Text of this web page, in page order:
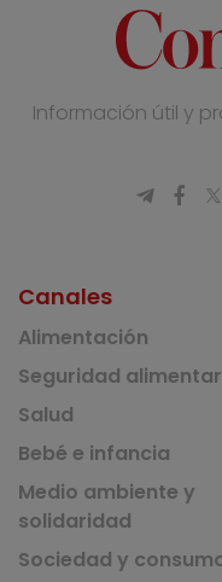
Información útil y
Canales
Alimentación
Seguridad
Salud
Bebé e infancia
Medio ambiente y
solidaridad
Sociedad y